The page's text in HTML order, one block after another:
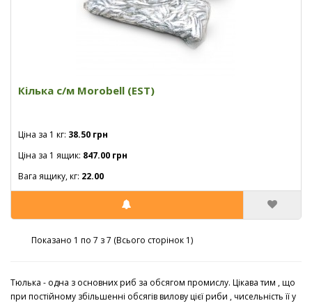
Кілька с/м Morobell (EST)
Ціна за 1 кг: 38.50 грн
Ціна за 1 ящик: 847.00 грн
Вага ящику, кг: 22.00
Показано 1 по 7 з 7 (Всього сторінок 1)
Тюлька - одна з основних риб за обсягом промислу. Цікава тим , що
при постійному збільшенні обсягів вилову цієї риби , чисельність її у